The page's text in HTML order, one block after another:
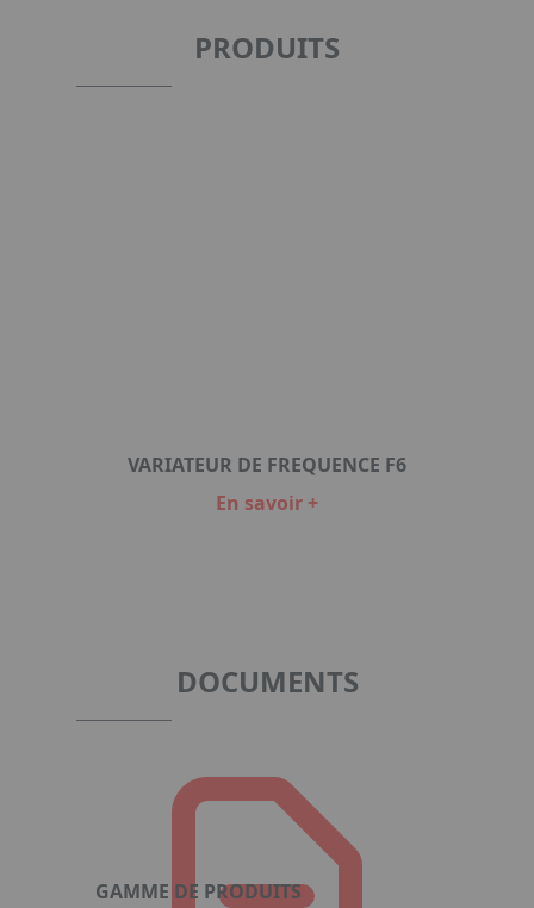
PRODUITS
VARIATEUR DE FREQUENCE F6
En savoir +
DOCUMENTS
GAMME DE PRODUITS